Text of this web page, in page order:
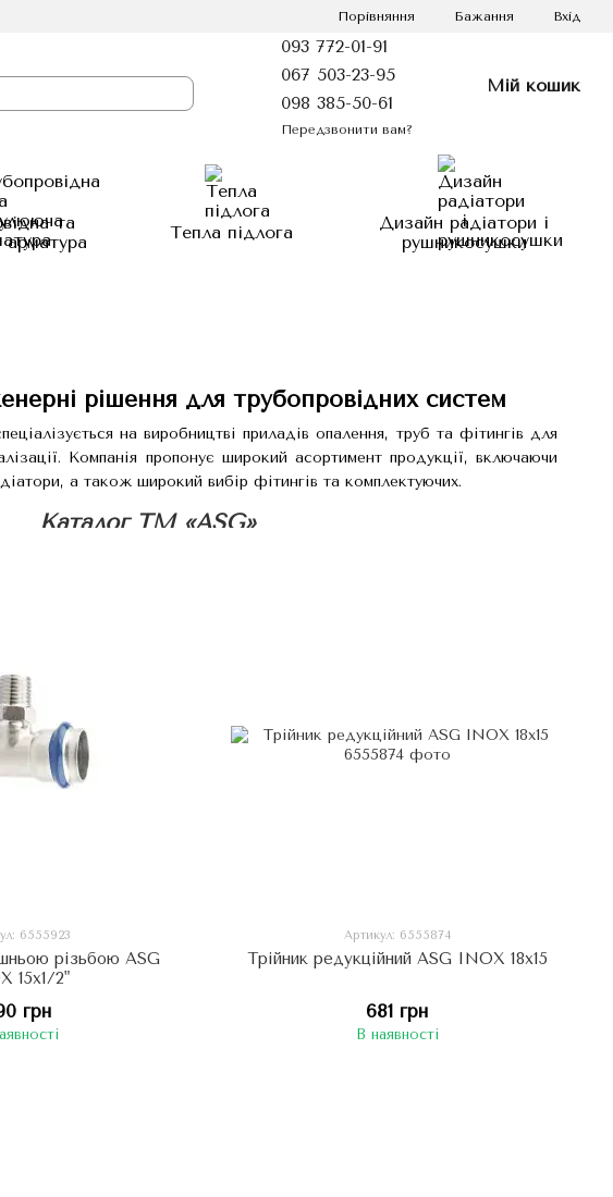
Порівняння Бажання Вхід
093 772-01-91
067 503-23-95
098 385-50-61
Передзвонити вам?
Мій кошик
та
арматура
Тепла підлога
Дизайн радіатори і
рушникосушки
рішення для трубопровідних систем
на виробництві приладів опалення, труб та фітингів для
Компанія пропонує широкий асортимент продукції, включаючи
а також широкий вибір фітингів та комплектуючих.
Каталог ТМ «ASG»
та суворому контролю якості, ASG завоювала довіру
галузі, пропонуючи ефективні та довговічні рішення для будь-
будинків до промислових споруд.
6555923
різьбою ASG
15х1/2"
грн
Артикул: 6555874
Трійник редукційний ASG INOX 18х15
681 грн
В наявності